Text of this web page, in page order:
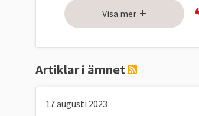
Visa mer +
Artiklar i ämnet
17 augusti 2023